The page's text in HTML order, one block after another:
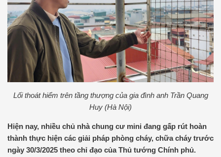
Lối thoát hiểm trên tầng thượng của gia đình anh Trần Quang
Huy (Hà Nội)
Hiện nay, nhiều chủ nhà chung cư mini đang gấp rút hoàn
thành thực hiện các giải pháp phòng cháy, chữa cháy trước
ngày 30/3/2025 theo chỉ đạo của Thủ tướng Chính phủ.